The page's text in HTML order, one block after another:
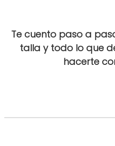
Te cuento paso a
talla y todo lo que
hacerte